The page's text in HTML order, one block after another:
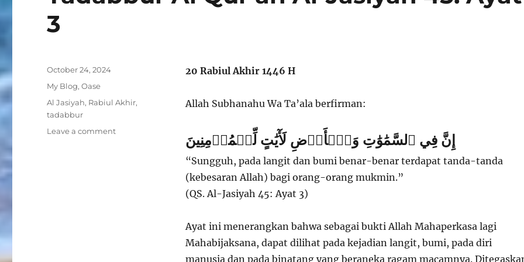
3
20 Rabiul Akhir 1446 H
Allah Subhanahu Wa Ta’ala berfirman:
إِنَّ فِي ٱلسَّمَٰوَٰتِ وَٱلۡأَرۡضِ لَأٓيَٰتٍ لِّلۡمُؤۡمِنِينَ
“Sungguh, pada langit dan bumi benar-benar terdapat tanda-tanda
(kebesaran Allah) bagi orang-orang mukmin.”
(QS. Al-Jasiyah 45: Ayat 3)
Ayat ini menerangkan bahwa sebagai bukti Allah Mahaperkasa lagi
Mahabijaksana, dapat dilihat pada kejadian langit, bumi, pada diri
manusia dan pada binatang yang beraneka ragam macamnya.
Posted
October 24, 2024
Categories
My Blog,Oase
Tags
Al Jasiyah, Rabiul Akhir,
tadabbur
Leave a commenton